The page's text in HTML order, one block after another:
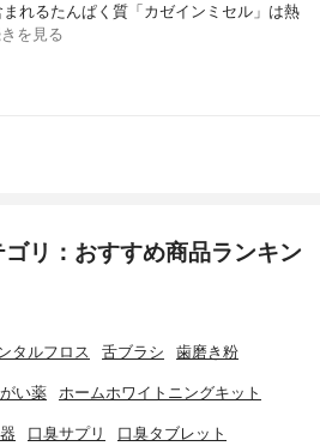
れるたんぱく質「カゼインミセル」は熱
を見る
リ：おすすめ商品ランキン
タルフロス 舌ブラシ 歯磨き粉
い薬 ホームホワイトニングキット
口臭サプリ 口臭タブレット